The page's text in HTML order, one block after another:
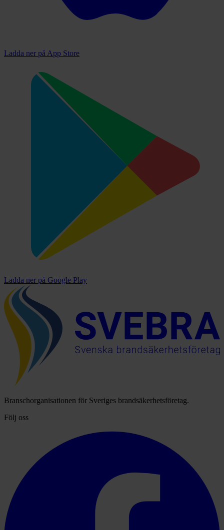
Ladda ner på App Store
Ladda ner på Google Play
Branschorganisationen för Sveriges brandsäkerhetsföretag.
Följ oss